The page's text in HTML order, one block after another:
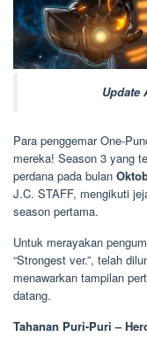
Update
Para penggemar One-
mereka! Season 3 yang
perdana pada bulan
J.C. STAFF, mengikuti
season pertama.
Untuk merayakan
“Strongest ver.”, telah
menawarkan tampilan
datang.
Tahanan Puri-Puri –